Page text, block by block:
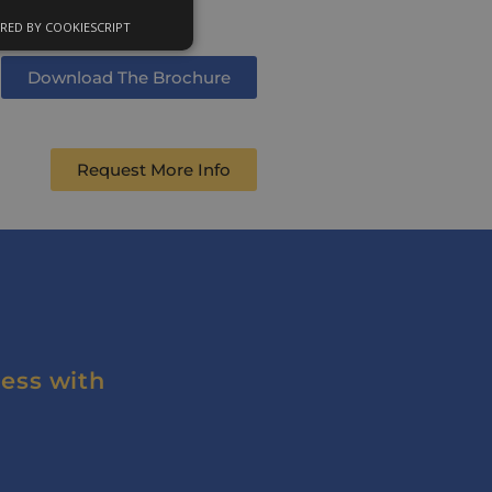
Download The Brochure
Request More Info
with
sīkdatnes
lai
preferences.
sīkfailu
BY COOKIESCRIPT